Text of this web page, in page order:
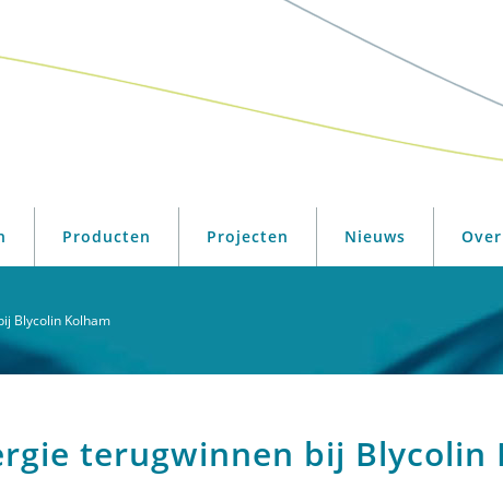
Producten Projecten Nieuws
Blycolin Kolham
terugwinnen bij Blycolin